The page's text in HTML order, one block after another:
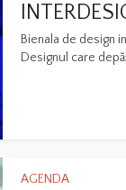
Bienala de design
Designul care
AGENDA